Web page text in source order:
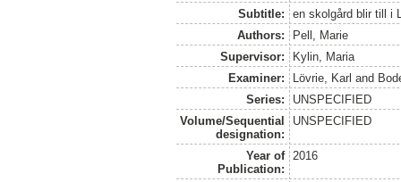
Subtitle:
en skolgård blir till i
Authors:
Pell, Marie
Supervisor:
Kylin, Maria
Examiner:
Lövrie, Karl and
Series:
UNSPECIFIED
Volume/Sequential
designation:
UNSPECIFIED
Year of
Publication:
2016